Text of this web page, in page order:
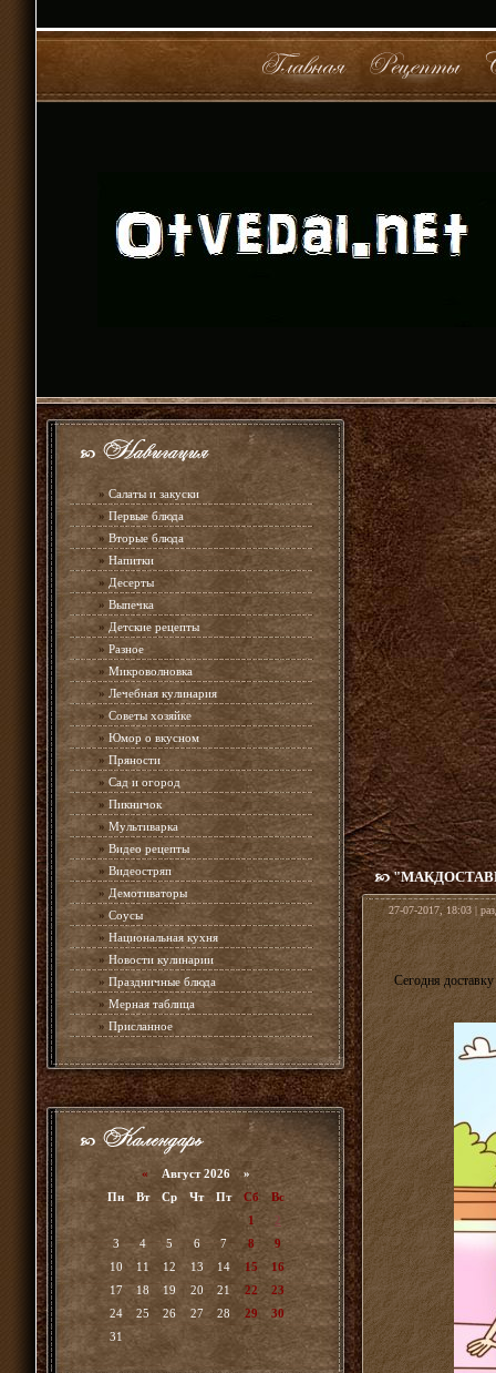
» Салаты и закуски
» Первые блюда
» Вторые блюда
» Напитки
»Десерты
» Выпечка
» Детские рецепты
» Разное
» Микроволновка
» Лечебная кулинария
» Советы хозяйке
» Юмор о вкусном
» Пряности
» Сад и огород
» Пикничок
» Мультиварка
» Видео рецепты
» Видеостряп
» Демотиваторы
» Соусы
» Национальная кухня
» Новости кулинарии
» Праздничные блюда
» Мерная таблица
» Присланное
« Август 2026 »
Пн
Вт Ср Чт Пт Сб
Вс
1
2
3
4 5 6 7 8
9
10
11 12 13 14 15
16
17
18 19 20 21 22
23
24
25 26 27 28 29
30
31
27-07-2017, 18:03 |
Сегодня